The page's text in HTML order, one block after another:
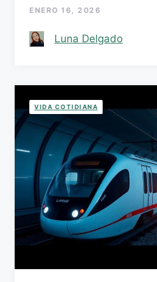
ENERO 16, 2026
Luna Delgado
VIDA COTIDIANA